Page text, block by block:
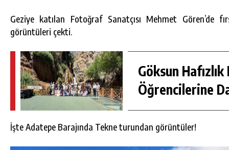
Geziye katılan Fotoğraf Sanatçısı Mehmet Gören’de
görüntüleri çekti.
Göksun Hafızlık
Öğrencilerine
İşte Adatepe Barajında Tekne turundan görüntüler!
GÜNLÜK HABER AKIŞI
GÖKSUN HAFIZLIK KIZ KUR’AN KURSU
ÖĞRENCILERINE DARENDE GEZISI.